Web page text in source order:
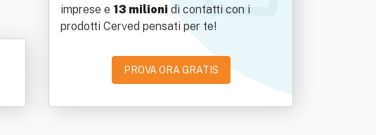
imprese e 13 milioni di contatti con i
prodotti Cerved pensati per te!
PROVA ORA GRATIS